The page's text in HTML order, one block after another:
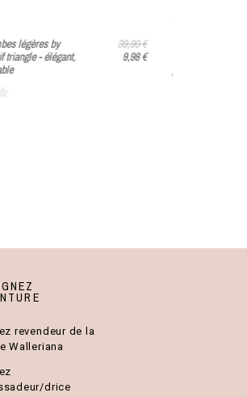
légères by
triangle - élégant,
39,90 €
9,98 €
revendeur de la
Walleriana
drice